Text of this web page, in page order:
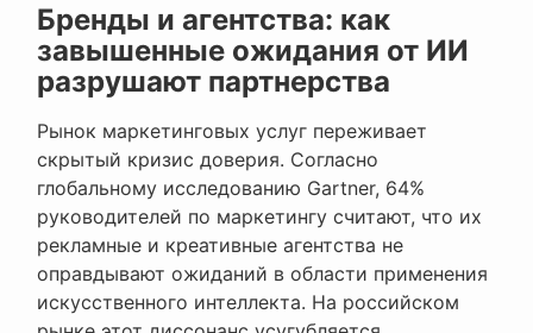
Бренды и агентства: как
завышенные ожидания от ИИ
разрушают партнерства
Рынок маркетинговых услуг переживает
скрытый кризис доверия. Согласно
глобальному исследованию Gartner, 64%
руководителей по маркетингу считают, что их
рекламные и креативные агентства не
оправдывают ожиданий в области применения
искусственного интеллекта. На российском